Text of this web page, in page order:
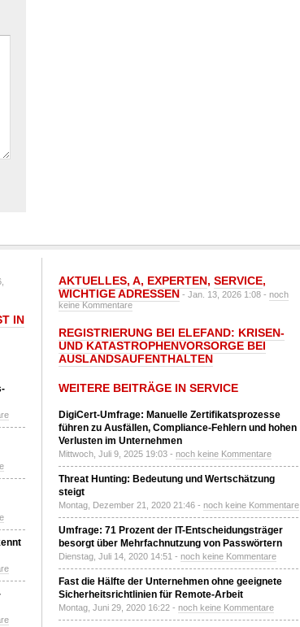
IN
AKTUELLES, A, EXPERTEN, SERVICE,
WICHTIGE ADRESSEN - Jan. 13, 2026 1:08 - noch
keine Kommentare
REGISTRIERUNG BEI ELEFAND: KRISEN-
UND KATASTROPHENVORSORGE BEI
AUSLANDSAUFENTHALTEN
WEITERE BEITRÄGE IN SERVICE
DigiCert-Umfrage: Manuelle Zertifikatsprozesse
führen zu Ausfällen, Compliance-Fehlern und hohen
Verlusten im Unternehmen
Mittwoch, Juli 9, 2025 19:03 - noch keine Kommentare
Threat Hunting: Bedeutung und Wertschätzung
steigt
Montag, Dezember 21, 2020 21:46 - noch keine Kommentare
Umfrage: 71 Prozent der IT-Entscheidungsträger
besorgt über Mehrfachnutzung von Passwörtern
Dienstag, Juli 14, 2020 14:51 - noch keine Kommentare
Fast die Hälfte der Unternehmen ohne geeignete
Sicherheitsrichtlinien für Remote-Arbeit
Montag, Juni 29, 2020 16:22 - noch keine Kommentare